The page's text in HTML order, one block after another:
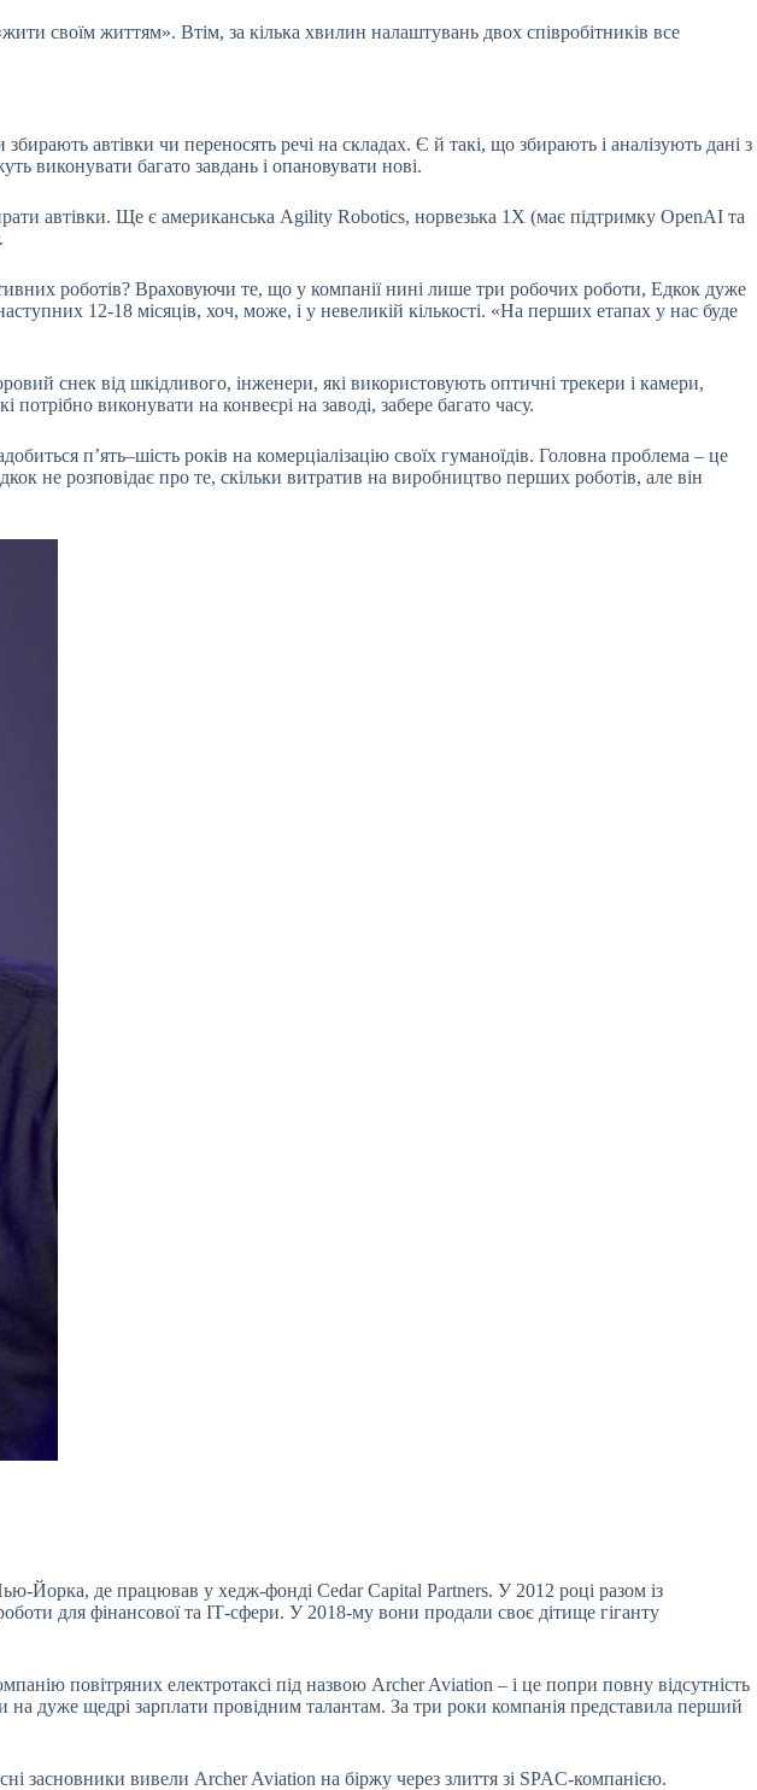
своїм життям». Втім, за кілька хвилин налаштувань двох співробітників все
автівки чи переносять речі на складах. Є й такі, що збирають і аналізують дані з
виконувати багато завдань і опановувати нові.
автівки. Ще є американська Agility Robotics, норвезька 1X (має підтримку OpenAI та
роботів? Враховуючи те, що у компанії нині лише три робочих роботи, Едкок дуже
12-18 місяців, хоч, може, і у невеликій кількості. «На перших етапах у нас буде
снек від шкідливого, інженери, які використовують оптичні трекери і камери,
виконувати на конвеєрі на заводі, забере багато часу.
пʼять–шість років на комерціалізацію своїх гуманоїдів. Головна проблема – це
не розповідає про те, скільки витратив на виробництво перших роботів, але він
Йорка, де працював у хедж-фонді Cedar Capital Partners. У 2012 році разом із
для фінансової та ІТ-сфери. У 2018-му вони продали своє дітище гіганту
повітряних електротаксі під назвою Archer Aviation – і це попри повну відсутність
на дуже щедрі зарплати провідним талантам. За три роки компанія представила перший
засновники вивели Archer Aviation на біржу через злиття зі SPAC-компанією.